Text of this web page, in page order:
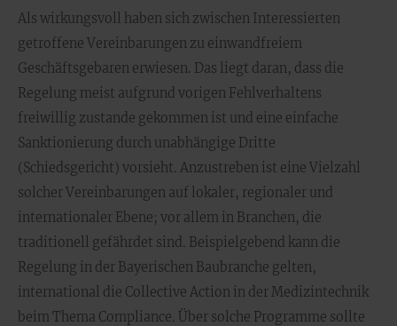
Als wirkungsvoll haben sich zwischen Interessierten
getroffene Vereinbarungen zu einwandfreiem
Geschäftsgebaren erwiesen. Das liegt daran, dass die
Regelung meist aufgrund vorigen Fehlverhaltens
freiwillig zustande gekommen ist und eine einfache
Sanktionierung durch unabhängige Dritte
(Schiedsgericht) vorsieht. Anzustreben ist eine Vielzahl
solcher Vereinbarungen auf lokaler, regionaler und
internationaler Ebene; vor allem in Branchen, die
traditionell gefährdet sind. Beispielgebend kann die
Regelung in der Bayerischen Baubranche gelten,
international die Collective Action in der Medizintechnik
beim Thema Compliance. Über solche Programme sollte